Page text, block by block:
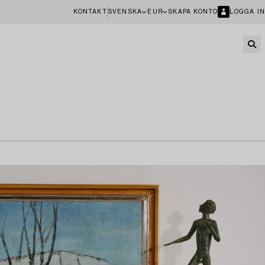
KONTAKT SVENSKA EUR SKAPA KONTO LOGGA IN